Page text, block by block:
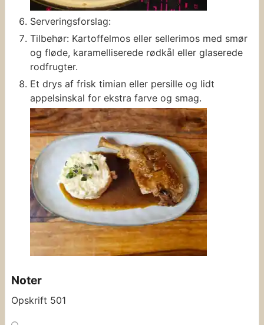
Serveringsforslag:
Tilbehør: Kartoffelmos eller sellerimos med smør
og fløde, karamelliserede rødkål eller glaserede
rodfrugter.
Et drys af frisk timian eller persille og lidt
appelsinskal for ekstra farve og smag.
Noter
Opskrift 501